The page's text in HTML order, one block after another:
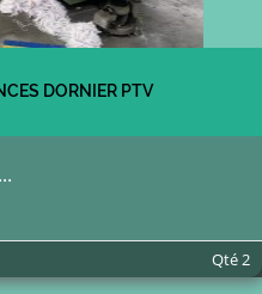
DORNIER PTV
Qté2